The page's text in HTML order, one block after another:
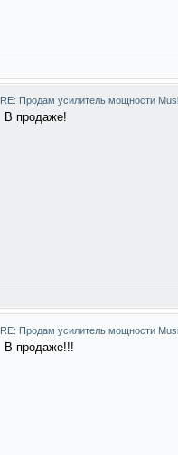
RE: Продам усилитель мощности
В продаже!
RE: Продам усилитель мощности
В продаже!!!